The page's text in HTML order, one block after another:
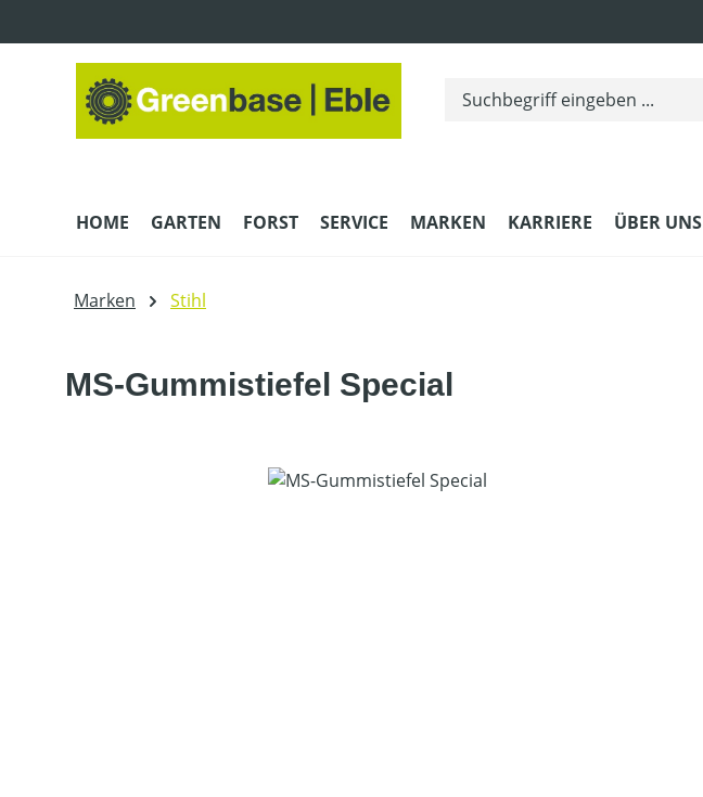
HOME GARTEN FORST SERVICE MARKEN KARRIERE ÜBER UNS
Marken Stihl
MS-Gummistiefel Special